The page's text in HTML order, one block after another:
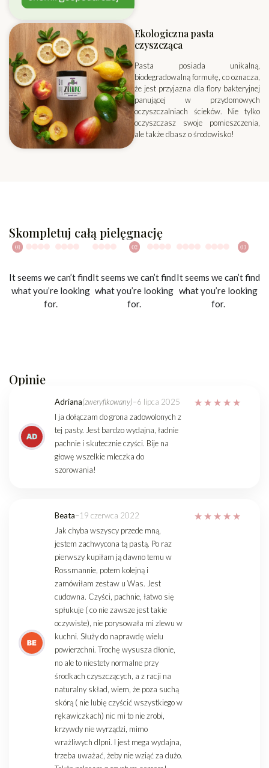
Ekologiczna pasta
czyszcząca
Pasta posiada unikalną,
biodegradowalną formułę, co oznacza,
że jest przyjazna dla flory bakteryjnej
panującej w przydomowych
oczyszczalniach ścieków. Nie tylko
oczyszczasz swoje pomieszczenia,
ale także dbasz o środowisko!
Skompletuj całą pielęgnację
It seems we can’t find
what you’re looking
for.
It seems we can’t find
what you’re looking
for.
It seems we can’t find
what you’re looking
for.
Opinie
Adriana(zweryfikowany)–6 lipca 2025
I ja dołączam do grona zadowolonych z
tej pasty. Jest bardzo wydajna, ładnie
pachnie i skutecznie czyści. Bije na
głowę wszelkie mleczka do
szorowania!
Beata–19 czerwca 2022
Jak chyba wszyscy przede mną,
jestem zachwycona tą pastą. Po raz
pierwszy kupiłam ją dawno temu w
Rossmannie, potem kolejną i
zamówiłam zestaw u Was. Jest
cudowna. Czyści, pachnie, łatwo się
spłukuje ( co nie zawsze jest takie
oczywiste), nie porysowała mi zlewu w
kuchni. Służy do naprawdę wielu
powierzchni. Trochę wysusza dłonie,
no ale to niestety normalne przy
środkach czyszczących, a z racji na
naturalny skład, wiem, że poza suchą
skórą ( nie lubię czyścić wszystkiego w
rękawiczkach) nic mi to nie zrobi,
krzywdy nie wyrządzi, mimo
wrażliwych dlpni. I jest mega wydajna,
trzeba uważać, żeby nie wziąć za dużo.